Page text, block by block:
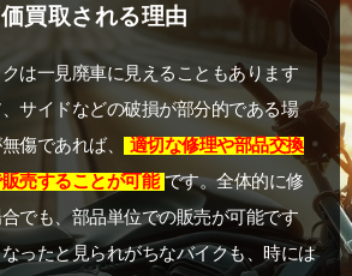
買取される理由
は一見廃車に見えることもあります
サイドなどの破損が部分的である場
傷であれば、
適切な修理や部品交換
売することが可能 です。全体的に修
でも、部品単位での販売が可能です
ったと見られがちなバイクも、時には